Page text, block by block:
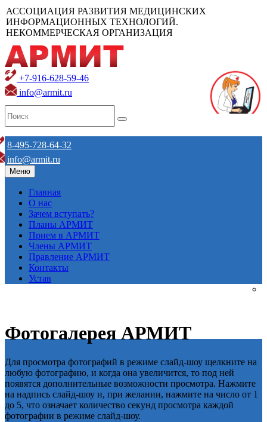
АССОЦИАЦИЯ РАЗВИТИЯ МЕДИЦИНСКИХ
ИНФОРМАЦИОННЫХ ТЕХНОЛОГИЙ.
НЕКОММЕРЧЕСКАЯ ОРГАНИЗАЦИЯ
+7-916-628-59-46
info@armit.ru
8-495-728-64-32
info@armit.ru
Меню
Главная
О нас
Зачем вступать?
Планы АРМИТ
Прием в АРМИТ
Члены АРМИТ
Правление АРМИТ
Контакты
Устав
Фотогалерея АРМИТ
Для просмотра фотографий в режиме слайд-шоу щелкните на
любую фотографию, и когда она увеличится, то под ней
появятся дополнительные возможности просмотра. Нажмите
на надпись слайд-шоу и, при желании, нажмите на число от 1
до 5, что означает количество секунд просмотра каждой
фотографии в режиме слайд-шоу.